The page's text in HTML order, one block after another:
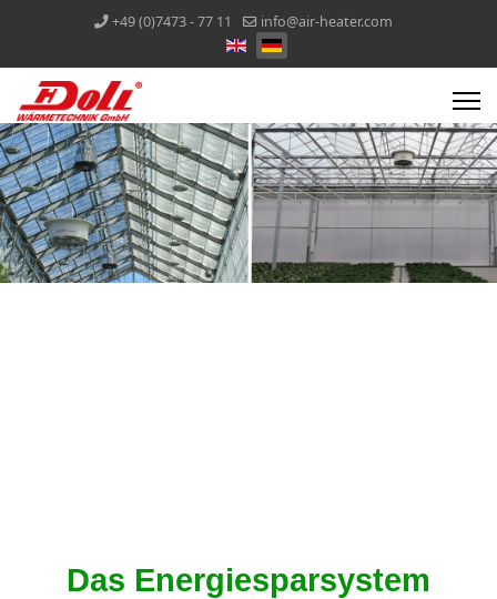
+49 (0)7473 - 77 11 info@air-heater.com
Das Energiesparsystem